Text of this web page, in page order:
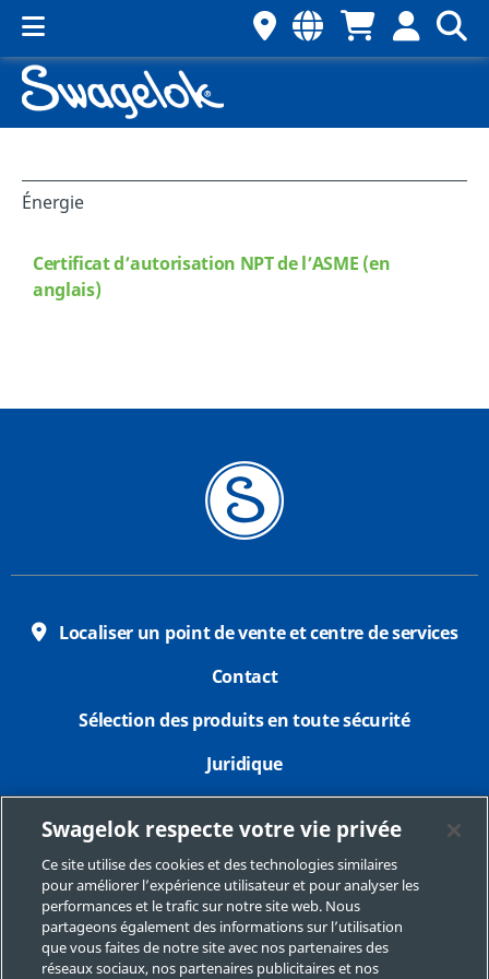
Énergie
Certificat d’autorisation NPT de l’ASME (en
anglais)
Localiser un point de vente et centre de services
Contact
Sélection des produits en toute sécurité
Juridique
Imprimer
Plan du site
Préférences de cookies
Swagelok respecte votre vie privée
Ce site utilise des cookies et des technologies similaires
pour améliorer l’expérience utilisateur et pour analyser les
performances et le trafic sur notre site web. Nous
partageons également des informations sur l’utilisation
que vous faites de notre site avec nos partenaires des
réseaux sociaux, nos partenaires publicitaires et nos